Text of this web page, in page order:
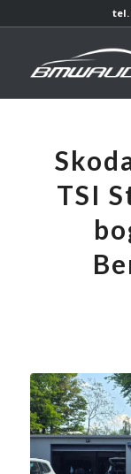
tel.
TSI